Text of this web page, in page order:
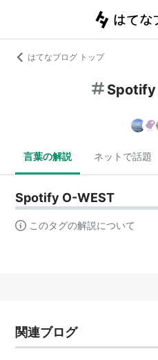
はてなブログ トップ
Spotify
言葉の解説 ネットで話題
Spotify O-WEST
このタグの解説について
関連ブログ